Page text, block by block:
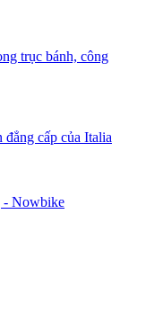
trục bánh, công
đẳng cấp của Italia
- Nowbike